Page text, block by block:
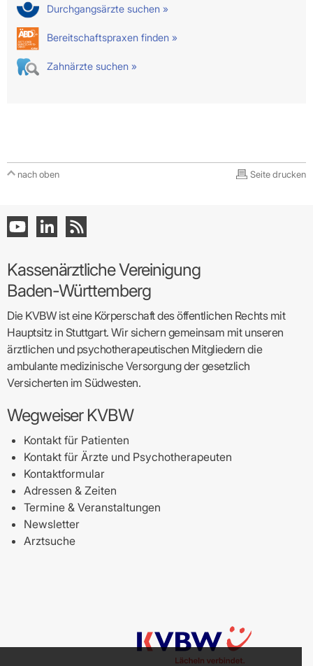
Durchgangsärzte suchen »
Bereitschaftspraxen finden »
Zahnärzte suchen »
nach oben Seite drucken
Kassenärztliche Vereinigung
Baden-Württemberg
Die KVBW ist eine Körperschaft des öffentlichen Rechts mit
Hauptsitz in Stuttgart. Wir sichern gemeinsam mit unseren
ärztlichen und psychotherapeutischen Mitgliedern die
ambulante medizinische Versorgung der gesetzlich
Versicherten im Südwesten.
Wegweiser KVBW
Kontakt für Patienten
Kontakt für Ärzte und Psychotherapeuten
Kontaktformular
Adressen & Zeiten
Termine & Veranstaltungen
Newsletter
Arztsuche